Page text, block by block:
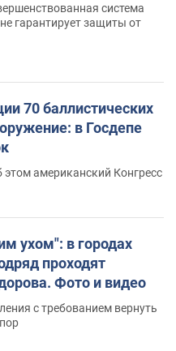
система
гарантирует защиты от
70 баллистических
в Госдепе
американский Конгресс
ухом": в городах
проходят
Фото и видео
с требованием вернуть